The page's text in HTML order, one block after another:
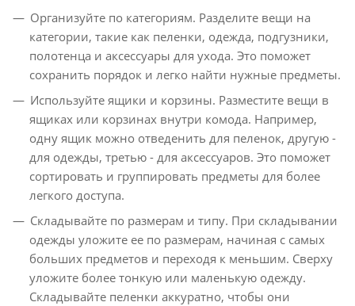
Организуйте по категориям. Разделите вещи на
категории, такие как пеленки, одежда, подгузники,
полотенца и аксессуары для ухода. Это поможет
сохранить порядок и легко найти нужные предметы.
Используйте ящики и корзины. Разместите вещи в
ящиках или корзинах внутри комода. Например,
одну ящик можно отведенить для пеленок, другую -
для одежды, третью - для аксессуаров. Это поможет
сортировать и группировать предметы для более
легкого доступа.
Складывайте по размерам и типу. При складывании
одежды уложите ее по размерам, начиная с самых
больших предметов и переходя к меньшим. Сверху
уложите более тонкую или маленькую одежду.
Складывайте пеленки аккуратно, чтобы они